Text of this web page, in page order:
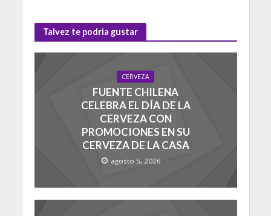
Talvez te podria gustar
CERVEZA
FUENTE CHILENA
CELEBRA EL DÍA DE LA
CERVEZA CON
PROMOCIONES EN SU
CERVEZA DE LA CASA
agosto 5, 2026